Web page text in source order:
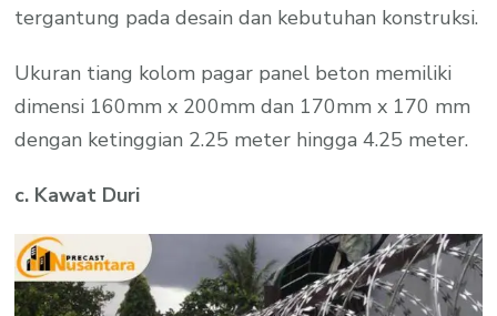
tergantung pada desain dan kebutuhan konstruksi.
Ukuran tiang kolom pagar panel beton memiliki
dimensi 160mm x 200mm dan 170mm x 170 mm
dengan ketinggian 2.25 meter hingga 4.25 meter.
c. Kawat Duri